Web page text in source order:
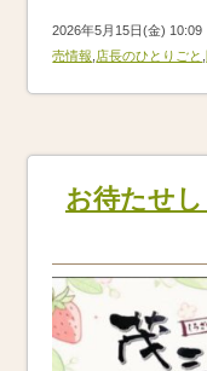
2026年5月15日(金) 10:09
売情報 店長のひとりごと ,
お待たせ